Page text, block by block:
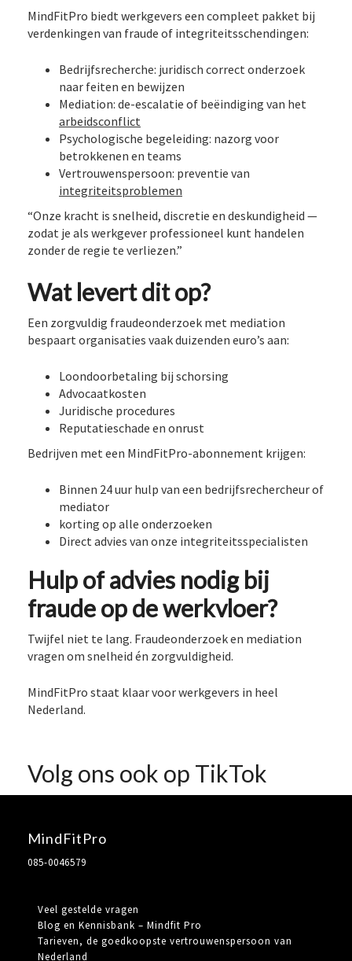
MindFitPro biedt werkgevers een compleet pakket bij
verdenkingen van fraude of integriteitsschendingen:
Bedrijfsrecherche: juridisch correct onderzoek
naar feiten en bewijzen
Mediation: de-escalatie of beëindiging van het
arbeidsconflict
Psychologische begeleiding: nazorg voor
betrokkenen en teams
Vertrouwenspersoon: preventie van
integriteitsproblemen
“Onze kracht is snelheid, discretie en deskundigheid —
zodat je als werkgever professioneel kunt handelen
zonder de regie te verliezen.”
Wat levert dit op?
Een zorgvuldig fraudeonderzoek met mediation
bespaart organisaties vaak duizenden euro’s aan:
Loondoorbetaling bij schorsing
Advocaatkosten
Juridische procedures
Reputatieschade en onrust
Bedrijven met een MindFitPro-abonnement krijgen:
Binnen 24 uur hulp van een bedrijfsrechercheur of
mediator
korting op alle onderzoeken
Direct advies van onze integriteitsspecialisten
Hulp of advies nodig bij
fraude op de werkvloer?
Twijfel niet te lang. Fraudeonderzoek en mediation
vragen om snelheid én zorgvuldigheid.
MindFitPro staat klaar voor werkgevers in heel
Nederland.
Volg ons ook op TikTok
MindFitPro
085-0046579
Veel gestelde vragen
Blog en Kennisbank – Mindfit Pro
Tarieven, de goedkoopste vertrouwenspersoon van
Nederland